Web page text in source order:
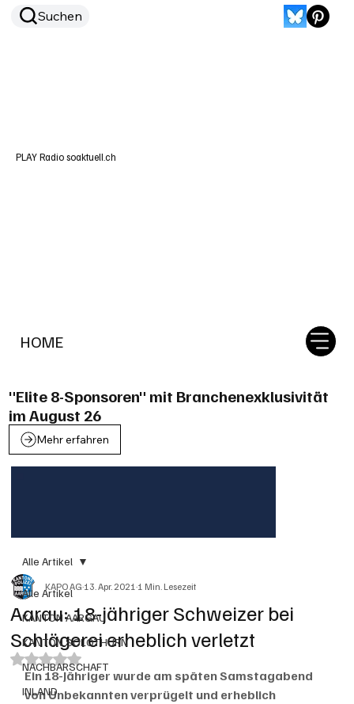
HOME
Suchen
PLAY Radio soaktuell.ch
"Elite 8-Sponsoren" mit Branchenexklusivität
im August 26
Mehr erfahren
Alle Artikel
KANTON AARGAU
KANTON SOLOTHURN
NACHBARSCHAFT
INLAND
Alle Artikel
Aarau: 18-jähriger Schweizer bei
Schlägerei erheblich verletzt
KAPO AG13. Apr. 20211 Min. Lesezeit
Mit NaN von 5 Sternen bewertet.
Ein 18-Jähriger wurde am späten Samstagabend
von Unbekannten verprügelt und erheblich